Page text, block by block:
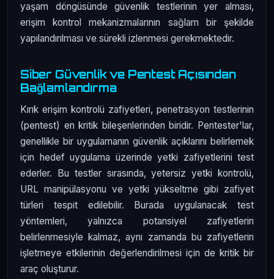
yaşam döngüsünde güvenlik testlerinin yer alması,
erişim kontrol mekanizmalarının sağlam bir şekilde
yapılandırılması ve sürekli izlenmesi gerekmektedir.
Siber Güvenlik ve Pentest Açısından
Bağlamlandırma
Kırık erişim kontrolü zafiyetleri, penetrasyon testlerinin
(pentest) en kritik bileşenlerinden biridir. Pentester'lar,
genellikle bir uygulamanın güvenlik açıklarını belirlemek
için hedef uygulama üzerinde yetki zafiyetlerini test
ederler. Bu testler sırasında, yetersiz yetki kontrolü,
URL manipülasyonu ve yetki yükseltme gibi zafiyet
türleri tespit edilebilir. Burada uygulanacak test
yöntemleri, yalnızca potansiyel zafiyetlerin
belirlenmesiyle kalmaz, aynı zamanda bu zafiyetlerin
işletmeye etkilerinin değerlendirilmesi için de kritik bir
araç oluşturur.